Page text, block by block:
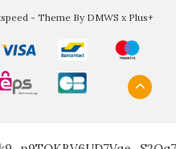
- Theme By DMWS x Plus+